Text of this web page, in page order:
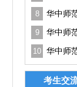
条件？
8
华中师
能申请？实
9
华中师
打多少份？
10 华中师
响结果怎么
考生交